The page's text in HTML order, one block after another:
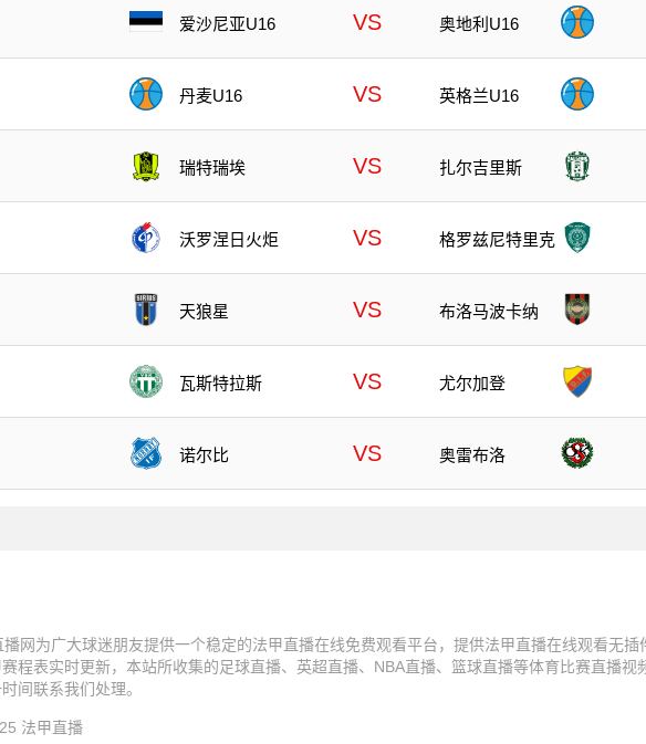
爱沙尼亚U16 VS 奥地利U16
丹麦U16 VS 英格兰U16
瑞特瑞埃 VS 扎尔吉里斯
沃罗涅日火炬 VS 格罗兹尼特里克
天狼星 VS 布洛马波卡纳
瓦斯特拉斯 VS 尤尔加登
诺尔比 VS 奥雷布洛
播网为广大球迷朋友提供一个稳定的法甲直播在线免费观看平台，提供法甲直播在线观看无
程表实时更新，本站所收集的足球直播、英超直播、NBA直播、篮球直播等体育比赛直播视
间联系我们处理。
法甲直播